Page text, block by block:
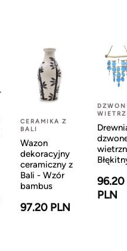
CERAMIKA Z
BALI
Wazon
dekoracyjny
ceramiczny z
Bali - Wzór
bambus
97.20 PLN
96.20
PLN